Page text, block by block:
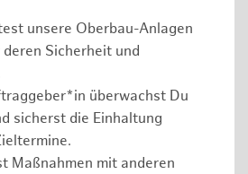
unsere Oberbau-Anlagen
Sicherheit und
überwachst Du
sicherst die Einhaltung
Maßnahmen mit anderen